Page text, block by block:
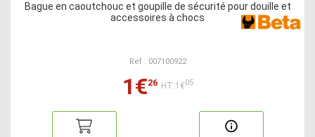
Bague en caoutchouc et goupille de sécurité pour douille et
accessoires à chocs
Ref : 007100922
1€26 HT:1€05